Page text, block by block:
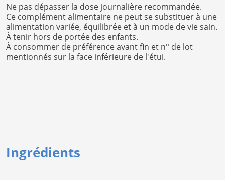
Ne pas dépasser la dose journalière recommandée.
Ce complément alimentaire ne peut se substituer à une
alimentation variée, équilibrée et à un mode de vie sain.
À tenir hors de portée des enfants.
À consommer de préférence avant fin et n° de lot
mentionnés sur la face inférieure de l'étui.
Ingrédients